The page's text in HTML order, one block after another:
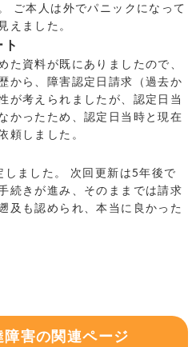
ご本人は外でパニックになって
えました。
た資料が既にありましたので、
から、障害認定日請求（過去か
が考えられましたが、認定日当
かったため、認定日当時と現在
頼しました。
ました。 次回更新は5年後で
続きが進み、そのままでは請求
及も認められ、本当に良かった
害の関連ページ